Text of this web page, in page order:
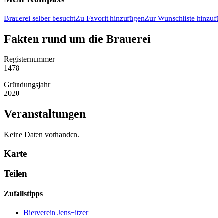
Brauerei selber besuchtZu Favorit hinzufügenZur Wunschliste
Fakten rund um die Brauerei
Registernummer
1478
Gründungsjahr
2020
Veranstaltungen
Keine Daten vorhanden.
Karte
Teilen
Zufallstipps
Bierverein Jens+itzer